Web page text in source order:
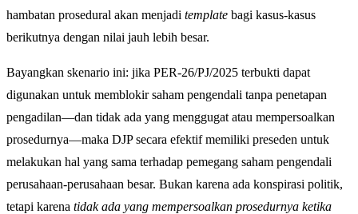
hambatan prosedural akan menjadi template bagi kasus-kasus
berikutnya dengan nilai jauh lebih besar.
Bayangkan skenario ini: jika PER-26/PJ/2025 terbukti dapat
digunakan untuk memblokir saham pengendali tanpa penetapan
pengadilan—dan tidak ada yang menggugat atau mempersoalkan
prosedurnya—maka DJP secara efektif memiliki preseden untuk
melakukan hal yang sama terhadap pemegang saham pengendali
perusahaan-perusahaan besar. Bukan karena ada konspirasi politik,
tetapi karena tidak ada yang mempersoalkan prosedurnya ketika